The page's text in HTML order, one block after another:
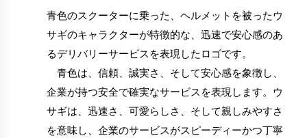
青色のスクーターに乗った、ヘルメットを被ったウ
サギのキャラクターが特徴的な、迅速で安心感のあ
るデリバリーサービスを表現したロゴです。
青色は、信頼、誠実さ、そして安心感を象徴し、
企業が持つ安全で確実なサービスを表現します。ウ
サギは、迅速さ、可愛らしさ、そして親しみやすさ
を意味し、企業のサービスがスピーディーかつ丁寧